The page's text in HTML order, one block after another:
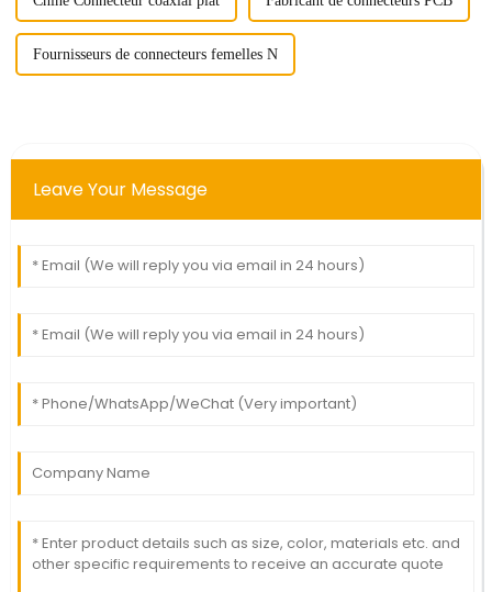
Fournisseurs de connecteurs femelles N
Leave Your Message